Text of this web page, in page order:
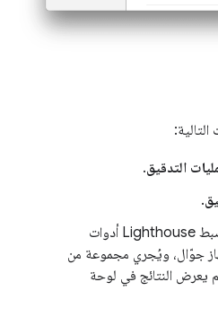
التدقيق.
.
. يضبط Lighthouse أدوات
جوّال، ويُجري مجموعة من
يعرض النتائج في لوحة